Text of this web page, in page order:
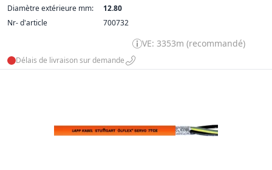
Diamètre extérieure mm:
12.80
Nr- d'article
700732
VE: 3353m (recommandé)
Délais de livraison sur demande